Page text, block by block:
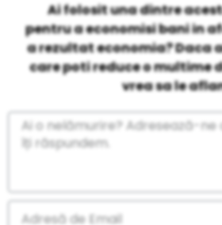
Ai folosit una dintre
pentru a economisi bani in
a rezultat economia? Daca
care poti reduce o multime
vrea sa le